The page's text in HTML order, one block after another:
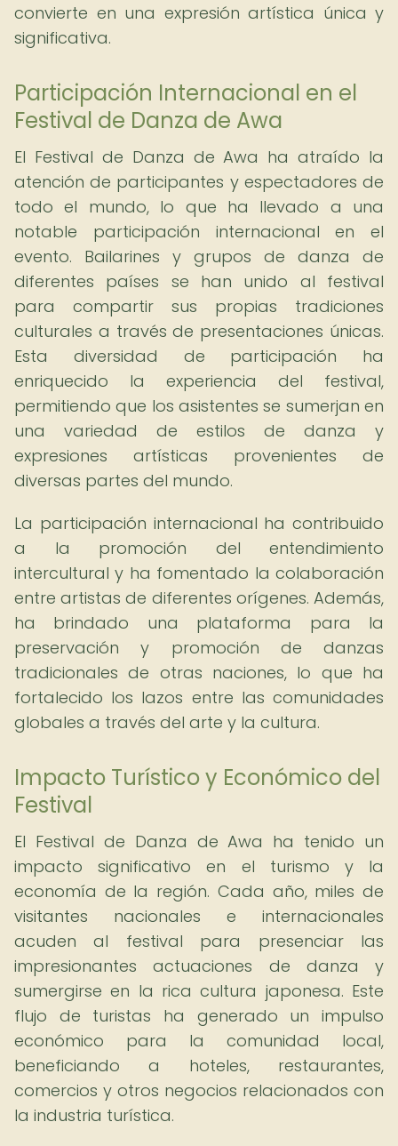
convierte en una expresión artística única y
significativa.
Participación Internacional en el
Festival de Danza de Awa
El Festival de Danza de Awa ha atraído la
atención de participantes y espectadores de
todo el mundo, lo que ha llevado a una
notable participación internacional en el
evento. Bailarines y grupos de danza de
diferentes países se han unido al festival
para compartir sus propias tradiciones
culturales a través de presentaciones únicas.
Esta diversidad de participación ha
enriquecido la experiencia del festival,
permitiendo que los asistentes se sumerjan en
una variedad de estilos de danza y
expresiones artísticas provenientes de
diversas partes del mundo.
La participación internacional ha contribuido
a la promoción del entendimiento
intercultural y ha fomentado la colaboración
entre artistas de diferentes orígenes. Además,
ha brindado una plataforma para la
preservación y promoción de danzas
tradicionales de otras naciones, lo que ha
fortalecido los lazos entre las comunidades
globales a través del arte y la cultura.
Impacto Turístico y Económico del
Festival
El Festival de Danza de Awa ha tenido un
impacto significativo en el turismo y la
economía de la región. Cada año, miles de
visitantes nacionales e internacionales
acuden al festival para presenciar las
impresionantes actuaciones de danza y
sumergirse en la rica cultura japonesa. Este
flujo de turistas ha generado un impulso
económico para la comunidad local,
beneficiando a hoteles, restaurantes,
comercios y otros negocios relacionados con
la industria turística.